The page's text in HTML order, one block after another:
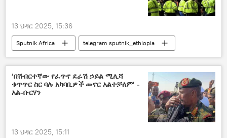
13 ህዳር 2025, 15:36
Sputnik Africa telegram sputnik_ethiopia
‘በሽብርተኛው የፈጥኖ ደራሽ ኃይል ሚሊሻ
ቁጥጥር ስር ባሉ አካባቢዎች መኖር አልተቻለም’ -
አል-ቡርሃን
13 ህዳር 2025, 15:11